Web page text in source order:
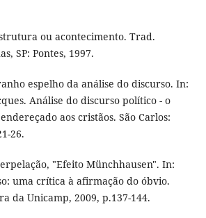
estrutura ou acontecimento. Trad.
SP: Pontes, 1997.
espelho da análise do discurso. In:
Análise do discurso político - o
aos cristãos. São Carlos:
26.
"Efeito Münchhausen". In:
uma crítica à afirmação do óbvio.
da Unicamp, 2009, p.137-144.